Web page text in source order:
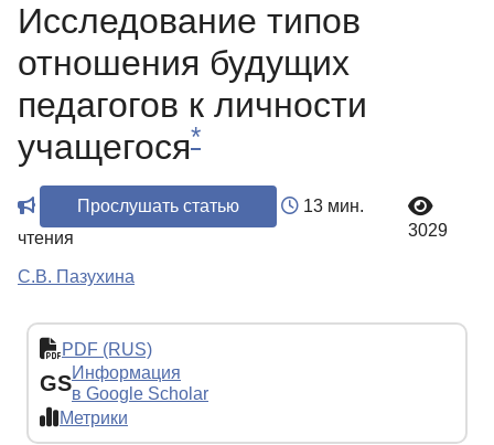
Исследование типов
отношения будущих
педагогов к личности
учащегося*
Прослушать статью
13 мин.
чтения
3029
С.В. Пазухина
PDF (RUS)
GSИнформация
в Google Scholar
Метрики